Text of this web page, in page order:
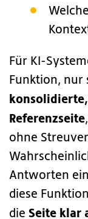
Für KI-
Funktion, nur
Referenzseite
ohne
Antworten
diese
die Seite klar